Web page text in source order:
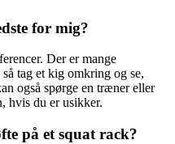
for mig?
Der er mange
tag et kig omkring og se,
også spørge en træner eller
hvis du er usikker.
på et squat rack?